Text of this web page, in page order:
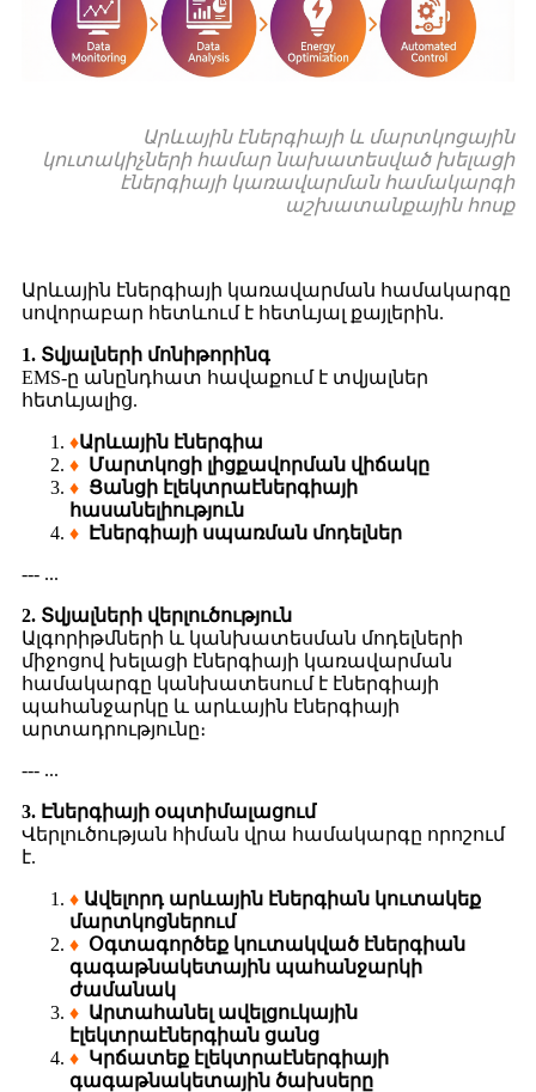
Արևային էներգիայի և մարտկոցային
կուտակիչների համար նախատեսված խելացի
էներգիայի կառավարման համակարգի
աշխատանքային հոսք
Արևային էներգիայի կառավարման համակարգը
սովորաբար հետևում է հետևյալ քայլերին.
1. Տվյալների մոնիթորինգ
EMS-ը անընդհատ հավաքում է տվյալներ
հետևյալից.
♦Արևային էներգիա
♦ Մարտկոցի լիցքավորման վիճակը
♦ Ցանցի էլեկտրաէներգիայի
հասանելիություն
♦
Էներգիայի սպառման մոդելներ
--- ...
2. Տվյալների վերլուծություն
Ալգորիթմների և կանխատեսման մոդելների
միջոցով խելացի էներգիայի կառավարման
համակարգը կանխատեսում է էներգիայի
պահանջարկը և արևային էներգիայի
արտադրությունը։
--- ...
3. Էներգիայի օպտիմալացում
Վերլուծության հիման վրա համակարգը որոշում
է.
♦ Ավելորդ արևային էներգիան կուտակեք
մարտկոցներում
♦ Օգտագործեք կուտակված էներգիան
գագաթնակետային պահանջարկի
ժամանակ
♦ Արտահանել ավելցուկային
էլեկտրաէներգիան ցանց
♦ Կրճատեք էլեկտրաէներգիայի
գագաթնակետային ծախսերը